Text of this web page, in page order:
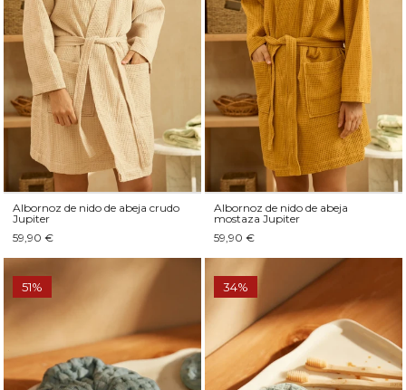
Albornoz de nido de abeja crudo
Jupiter
59,90 €
Albornoz de nido de abeja
mostaza Jupiter
59,90 €
51% 34%